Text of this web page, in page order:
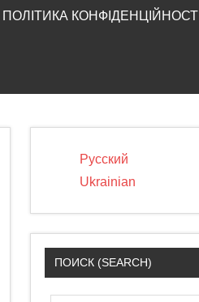
ПОЛІТИКА КОНФІДЕНЦІЙНОСТІ
Русский
Ukrainian
ПОИСК (SEARCH)